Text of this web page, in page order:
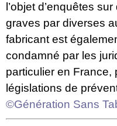
l’objet d’enquêtes
graves par diverses
fabricant est
condamné par les
particulier en France,
législations de
©Génération Sans